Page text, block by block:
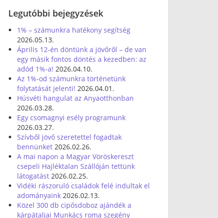
Legutóbbi bejegyzések
1% – számunkra hatékony segítség
2026.05.13.
Április 12-én döntünk a jövőről – de van
egy másik fontos döntés a kezedben: az
adód 1%-a! 2026.04.10.
Az 1%-od számunkra történetünk
folytatását jelenti! 2026.04.01.
Húsvéti hangulat az Anyaotthonban
2026.03.28.
Egy csomagnyi esély programunk
2026.03.27.
Szívből jövő szeretettel fogadtak
bennünket 2026.02.26.
A mai napon a Magyar Vöröskereszt
csepeli Hajléktalan Szállóján tettünk
látogatást 2026.02.25.
Vidéki rászoruló családok felé indultak el
adományaink 2026.02.13.
Közel 300 db cipősdoboz ajándék a
kárpátaljai Munkács roma szegény